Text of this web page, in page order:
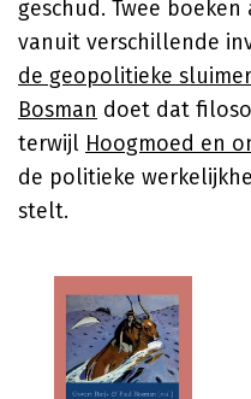
geschud. Twee
vanuit verschillende
de geopolitieke sluimer
Bosman doet dat
terwijl Hoogmoed en
de politieke
stelt.